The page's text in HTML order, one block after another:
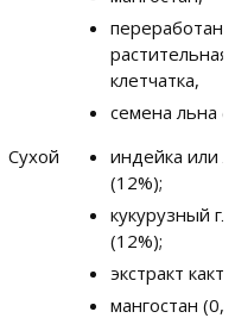
растительная
клетчатка,
семена льна
Сухой
индейка или
(12%);
кукурузный
(12%);
экстракт
мангостан